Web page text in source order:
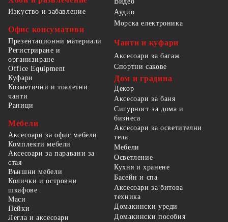
Изкуство и забавление
Офис консумативи
Презентационни материали
Регистриране и
организиране
Office Equipment
Аудио
Морска електроника
Чанти и куфари
Аксесоари за багаж
Спортни сакове
Куфари
Козметични и тоалетни
чанти
Раници
Мебели
Аксесоари за офис мебели
Комплекти мебели
Аксесоари за паравани за
стая
Външни мебели
Колички и островни
шкафове
Маси
Пейки
Легла и аксесоари
Дом и градина
Декор
Аксесоари за баня
Сигурност за дома и
бизнеса
Аксесоари за осветителни
тела
Мебели
Осветление
Кухня и хранене
Басейн и спа
Аксесоари за битова
техника
Домакински уреди
Домакински пособия